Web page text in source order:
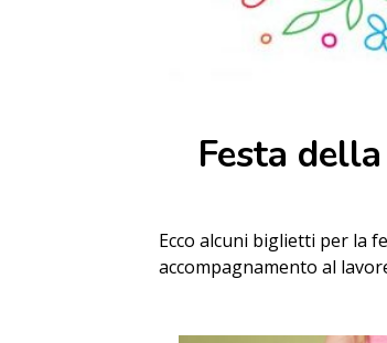
Festa
Ecco alcuni biglietti per la
accompagnamento al